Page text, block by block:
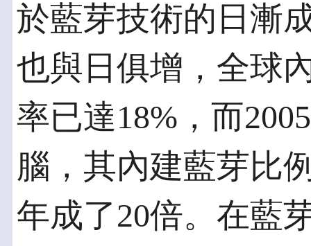
於藍芽技術的日漸
也與日俱增，全球
率已達18%，而
腦，其內建藍芽比
年成了20倍。在藍